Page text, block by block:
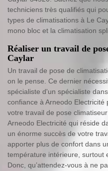
techniciens très qualifiés qui
types de climatisations à Le
mono bloc et la climatisation
Réaliser un travail de
Caylar
Un travail de pose de
on le pense. Ce dernier
spécialiste d'un spécialiste
confiance à Arneodo
votre travail de pose
Arneodo Electricité qui réside
un énorme succès de votre
apporter plus de confort dans
température intérieure, surtout
Donc, qu’attendez-vous à ne